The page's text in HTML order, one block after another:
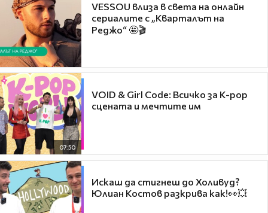
VESSOU влиза в света на онлайн
сериалите с „Кварталът на
Реджо“ 🤩🎬
07:50
VOID & Girl Code: Всичко за K-pop
сцената и мечтите им
Искаш да стигнеш до Холивуд?
Юлиан Костов разкрива как!👀💥